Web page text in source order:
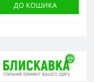
ДО КОШИКА